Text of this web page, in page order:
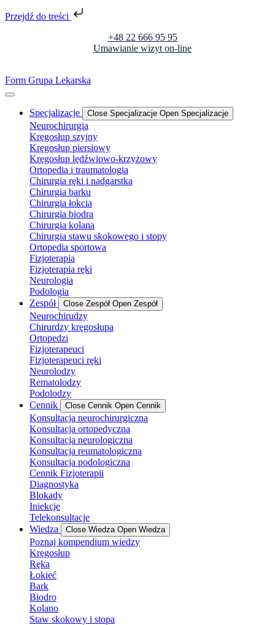
Przejdź do treści
+48 22 666 95 95
Umawianie wizyt on-line
Form Grupa Lekarska
Specjalizacje Close Specjalizacje Open Specjalizacje
Neurochirurgia
Kręgosłup szyjny
Kręgosłup piersiowy
Kręgosłup lędźwiowo-krzyżowy
Ortopedia i traumatologia
Chirurgia ręki i nadgarstka
Chirurgia barku
Chirurgia łokcia
Chirurgia biodra
Chirurgia kolana
Chirurgia stawu skokowego i stopy
Ortopedia sportowa
Fizjoterapia
Fizjoterapia ręki
Neurologia
Podologia
Zespół
Close Zespół Open Zespół
Neurochirudzy
Chirurdzy kręgosłupa
Ortopedzi
Fizjoterapeuci
Fizjoterapeuci ręki
Neurolodzy
Rematolodzy
Podolodzy
Cennik
Close Cennik Open Cennik
Konsultacja neurochirurgiczna
Konsultacja ortopedyczna
Konsultacja neurologiczna
Konsultacja reumatologiczna
Konsultacja podologiczna
Cennik Fizjoterapii
Diagnostyka
Blokady
Iniekcje
Telekonsultacje
Wiedza
Close Wiedza Open Wiedza
Poznaj kompendium wiedzy
Kręgosłup
Ręka
Łokieć
Bark
Biodro
Kolano
Staw skokowy i stopa